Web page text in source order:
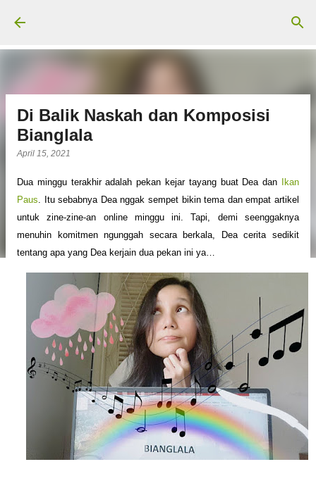
Di Balik Naskah dan Komposisi
Bianglala
April 15, 2021
Dua minggu terakhir adalah pekan kejar tayang buat Dea dan
Ikan
Paus. Itu sebabnya Dea nggak sempet bikin tema dan empat artikel
untuk zine-zine-an online minggu ini. Tapi, demi seenggaknya
menuhin komitmen ngunggah secara berkala, Dea cerita sedikit
tentang apa yang Dea kerjain dua pekan ini ya…